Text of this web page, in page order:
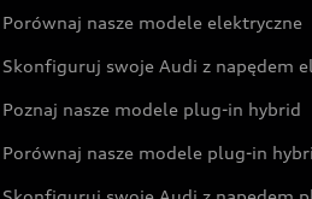
Porównaj nasze modele elektryczne
Skonfiguruj swoje Audi z napędem
Poznaj nasze modele plug-in hybrid
Porównaj nasze modele plug-in